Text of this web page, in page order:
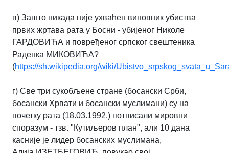
в) Зашто никада није ухваћен виновник убиства
првих жртава рата у Босни - убијеног Николе
ГАРДОВИЋА и повређеног српског свештеника
Раденка МИКОВИЋА?
(https://sh.wikipedia.org/wiki/
г) Све три сукобљене стране (босански Срби,
босански Хрвати и босански муслимани) су на
почетку рата (18.03.1992.) потписали мировни
споразум - тзв. "Кутиљеров план", али 10 дана
касније је лидер босанских муслимана,